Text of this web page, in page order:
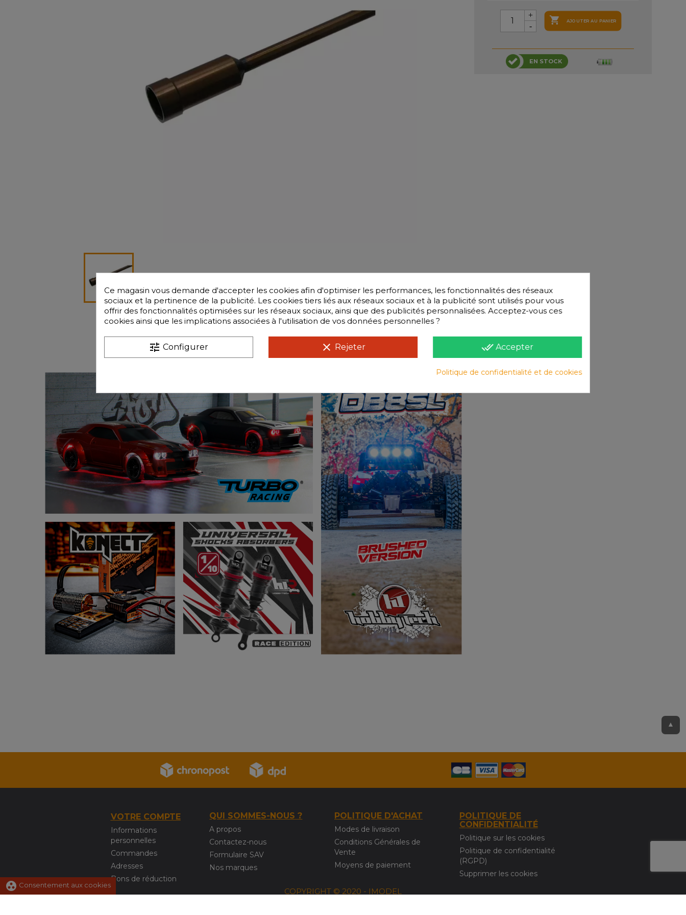
▲
 AJOUTER AU PANIER
EN STOCK
VOTRE COMPTE
Informations
personnelles
Commandes
Adresses
Bons de réduction
QUI SOMMES-NOUS ?
A propos
Contactez-nous
Formulaire SAV
Nos marques
POLITIQUE D'ACHAT
Modes de livraison
Conditions Générales de
Vente
Moyens de paiement
POLITIQUE DE
CONFIDENTIALITÉ
Politique sur les cookies
Politique de confidentialité
(RGPD)
Supprimer les cookies
COPYRIGHT © 2020 - IMODEL
Ce magasin vous demande d'accepter les cookies afin d'optimiser les performances, les fonctionnalités des réseaux
sociaux et la pertinence de la publicité. Les cookies tiers liés aux réseaux sociaux et à la publicité sont utilisés pour vous
offrir des fonctionnalités optimisées sur les réseaux sociaux, ainsi que des publicités personnalisées. Acceptez-vous ces
cookies ainsi que les implications associées à l'utilisation de vos données personnelles ?
tune Configurer clear Rejeter done_all Accepter
Politique de confidentialité et de cookies
group_work Consentement aux cookies